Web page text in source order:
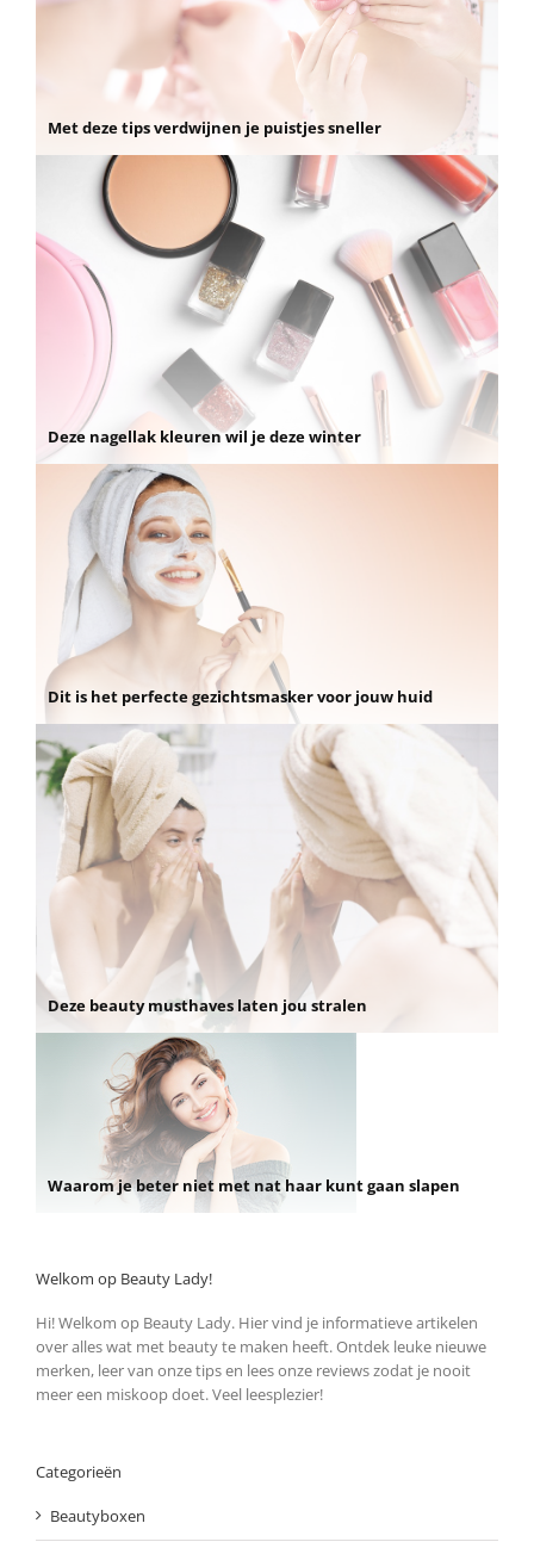
Met deze tips verdwijnen je puistjes sneller
Deze nagellak kleuren wil je deze winter
Dit is het perfecte gezichtsmasker voor jouw huid
Deze beauty musthaves laten jou stralen
Waarom je beter niet met nat haar kunt gaan slapen
Welkom op Beauty Lady!
Hi! Welkom op Beauty Lady. Hier vind je informatieve artikelen
over alles wat met beauty te maken heeft. Ontdek leuke nieuwe
merken, leer van onze tips en lees onze reviews zodat je nooit
meer een miskoop doet. Veel leesplezier!
Categorieën
Beautyboxen